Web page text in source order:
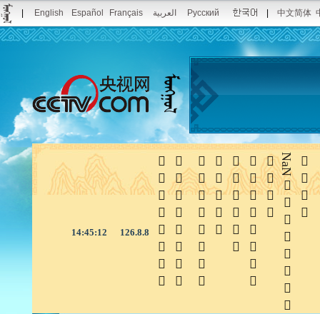
English Español Français العربية Русский 中文简体
14:45:12 126.8.8 
 
NaN




